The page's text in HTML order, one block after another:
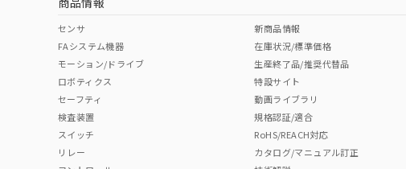
中国 RoHS表
Pb Hg Cr(VI)
センサ
FAシステム機器
モーション/ドライブ
ロボティクス
セーフティ
検査装置
スイッチ
リレー
新商品情報
在庫状況/標準価格
生産終了品/推奨代替品
特設サイト
動画ライブラリ
規格認証/適合
RoHS/REACH対応
カタログ/マニュアル訂正